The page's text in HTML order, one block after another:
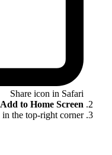
Share icon in Safari
Add to Home Screen
in the top-right corner.